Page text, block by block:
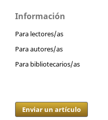
Información
Para lectores/as
Para autores/as
Para bibliotecarios/as
Enviar un artículo